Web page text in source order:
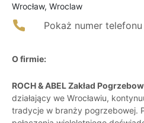
Wrocław, Wroclaw
Pokaż numer telefonu
O firmie:
ROCH & ABEL Zakład
działający we Wrocławiu,
tradycje w branży pogrzebowej.